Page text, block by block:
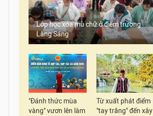
Lớp học xóa mù chữ ở điểm trường
Làng Sáng
"Đánh thức mùa
vàng" vươn lên làm
Từ xuất phát điểm
"tay trắng" đến xây